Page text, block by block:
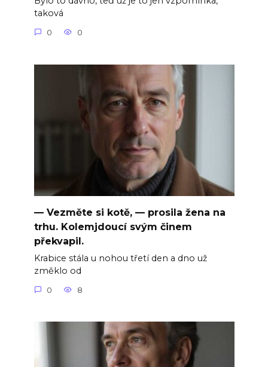
taková
0 0
— Vezměte si kotě, — prosila žena na
trhu. Kolemjdoucí svým činem
překvapil.
Krabice stála u nohou třetí den a dno už
změklo od
0 8